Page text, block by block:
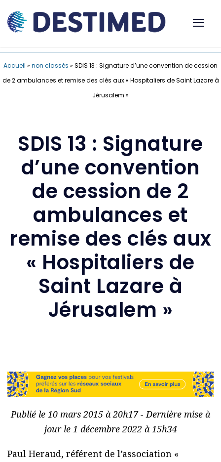
Accueil » non classés » SDIS 13 : Signature d’une convention de cession
de 2 ambulances et remise des clés aux « Hospitaliers de Saint Lazare à
Jérusalem »
SDIS 13 : Signature
d’une convention
de cession de 2
ambulances et
remise des clés aux
« Hospitaliers de
Saint Lazare à
Jérusalem »
Publié le 10 mars 2015 à 20h17 - Dernière mise à
jour le 1 décembre 2022 à 15h34
Paul Heraud, référent de l’association «